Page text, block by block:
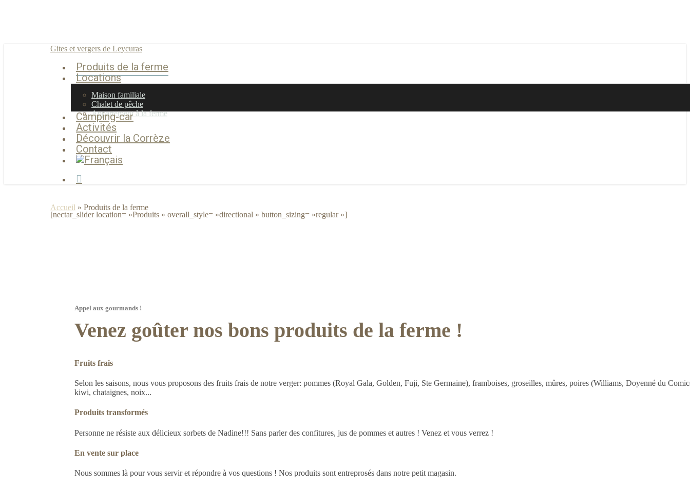
Gites et vergers de Leycuras
Menu
Produits de la ferme
Locations
Maison familiale
Chalet de pêche
Appartement à la ferme
Camping-car
Activités
Découvrir la Corrèze
Contact
facebook
Accueil » Produits de la ferme
[nectar_slider location= »Produits » overall_style= »directional » button_sizing= »regular »]
Appel aux gourmands !
Venez goûter nos bons produits de la ferme !
Fruits frais
Selon les saisons, nous vous proposons des fruits frais de notre verger: pommes (Royal Gala, Golden, Fuji, Ste Germaine), framboises, groseilles, mûres, poires (Williams, Doyenné du
kiwi, chataignes, noix...
Produits transformés
Personne ne résiste aux délicieux sorbets de Nadine!!! Sans parler des confitures, jus de pommes et autres ! Venez et vous verrez !
En vente sur place
Nous sommes là pour vous servir et répondre à vos questions ! Nos produits sont entreprosés dans notre petit magasin.